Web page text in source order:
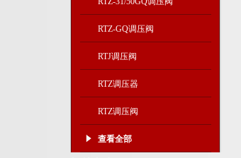
RTZ-GQ调压阀
RTJ调压阀
RTZ调压器
RTZ调压阀
查看全部